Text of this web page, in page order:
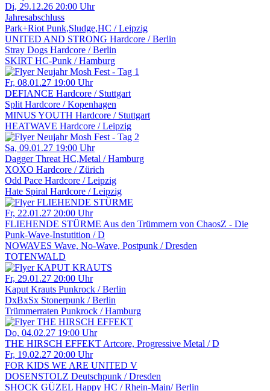
Di, 29.12.26 20:00 Uhr
Jahresabschluss
Park+Riot Punk,Sludge,HC / Leipzig
UNITED AND STRONG Hardcore / Berlin
Stray Dogs Hardcore / Berlin
SKIRT HC-Punk / Hamburg
Fr, 08.01.27 19:00 Uhr
DEFIANCE Hardcore / Stuttgart
Split Hardcore / Kopenhagen
MINUS YOUTH Hardcore / Stuttgart
HEATWAVE Hardcore / Leipzig
Sa, 09.01.27 19:00 Uhr
Dagger Threat HC,Metal / Hamburg
XOXO Hardcore / Zürich
Odd Pace Hardcore / Leipzig
Hate Spiral Hardcore / Leipzig
Fr, 22.01.27 20:00 Uhr
FLIEHENDE STÜRME Aus den Trümmern von ChaosZ - Die
Punk-Wave-Instutition / D
NOWAVES Wave, No-Wave, Postpunk / Dresden
TOTENWALD
Fr, 29.01.27 20:00 Uhr
Kaput Krauts Punkrock / Berlin
DxBxSx Stonerpunk / Berlin
Trümmerraten Punkrock / Hamburg
Do, 04.02.27 19:00 Uhr
THE HIRSCH EFFEKT Artcore, Progressive Metal / D
Fr, 19.02.27 20:00 Uhr
FOR KIDS WE ARE UNITED V
DOSENSTOLZ Deutschpunk / Dresden
SHOCK GÜZEL Happy HC / Rhein-Main/ Berlin